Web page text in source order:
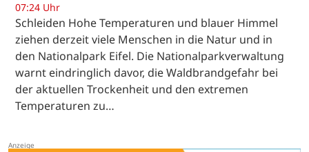
07:24 Uhr
Schleiden Hohe Temperaturen und blauer Himmel
ziehen derzeit viele Menschen in die Natur und in
den Nationalpark Eifel. Die Nationalparkverwaltung
warnt eindringlich davor, die Waldbrandgefahr bei
der aktuellen Trockenheit und den extremen
Temperaturen zu…